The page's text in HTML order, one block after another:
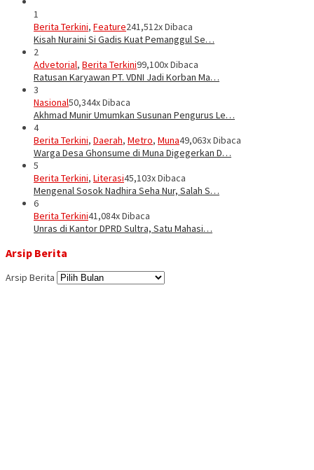
1
Berita Terkini, Feature241,512x Dibaca
Kisah Nuraini Si Gadis Kuat Pemanggul Se…
2
Advetorial, Berita Terkini99,100x Dibaca
Ratusan Karyawan PT. VDNI Jadi Korban Ma…
3
Nasional50,344x Dibaca
Akhmad Munir Umumkan Susunan Pengurus Le…
4
Berita Terkini, Daerah, Metro, Muna49,063x Dibaca
Warga Desa Ghonsume di Muna Digegerkan D…
5
Berita Terkini, Literasi45,103x Dibaca
Mengenal Sosok Nadhira Seha Nur, Salah S…
6
Berita Terkini41,084x Dibaca
Unras di Kantor DPRD Sultra, Satu Mahasi…
Arsip Berita
Arsip Berita